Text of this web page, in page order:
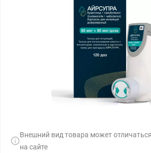
Внешний вид товара может
на сайте